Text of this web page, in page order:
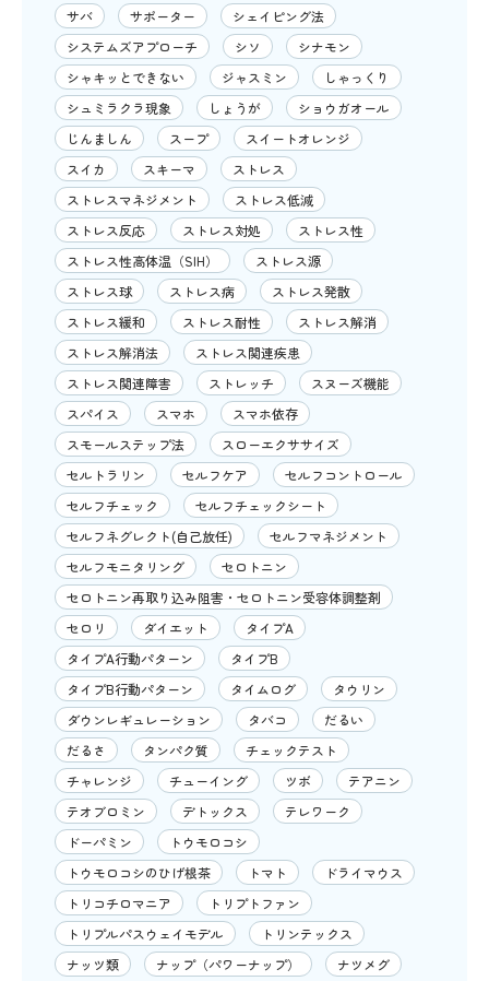
サバ サポーター
シェイピング法
システムズアプローチ
シソ
シナモン
シャキッとできない
ジャスミン
しゃっくり
シュミラクラ現象
しょうが
ショウガオール
じんましん
スープ
スイートオレンジ
スイカ
スキーマ
ストレス
ストレスマネジメント
ストレス低減
ストレス反応
ストレス対処
ストレス性
ストレス性高体温（SIH）
ストレス源
ストレス球
ストレス病
ストレス発散
ストレス緩和
ストレス耐性
ストレス解消
ストレス解消法
ストレス関連疾患
ストレス関連障害
ストレッチ
スヌーズ機能
スパイス
スマホ
スマホ依存
スモールステップ法
スローエクササイズ
セルトラリン
セルフケア
セルフコントロール
セルフチェック
セルフチェックシート
セルフネグレクト(自己放任)
セルフマネジメント
セルフモニタリング
セロトニン
セロトニン再取り込み阻害・セロトニン受容体調整剤
セロリ
ダイエット
タイプA
タイプA行動パターン
タイプB
タイプB行動パターン
タイムログ
タウリン
ダウンレギュレーション
タバコ
だるい
だるさ
タンパク質
チェックテスト
チャレンジ
チューイング ツボ
テアニン
テオブロミン
デトックス
テレワーク
ドーパミン
トウモロコシ
トウモロコシのひげ根茶
トマト
ドライマウス
トリコチロマニア
トリプトファン
トリプルパスウェイモデル
トリンテックス
ナッツ類
ナップ（パワーナップ）
ナツメグ